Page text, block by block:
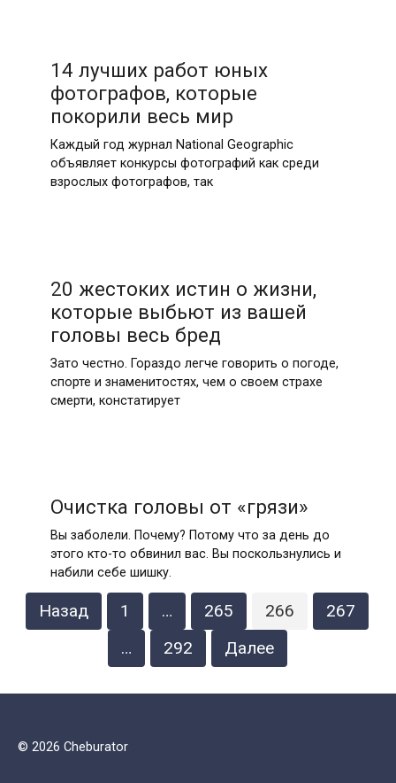
14 лучших работ юных
фотографов, которые
покорили весь мир
Каждый год журнал National Geographic
объявляет конкурсы фотографий как среди
взрослых фотографов, так
20 жестоких истин о жизни,
которые выбьют из вашей
головы весь бред
Зато честно. Гораздо легче говорить о погоде,
спорте и знаменитостях, чем о своем страхе
смерти, констатирует
Очистка головы от «грязи»
Вы заболели. Почему? Потому что за день до
этого кто-то обвинил вас. Вы поскользнулись и
набили себе шишку.
Пагинация
Назад 1 … 265 266
267
…
292 Далее
© 2026 Cheburator